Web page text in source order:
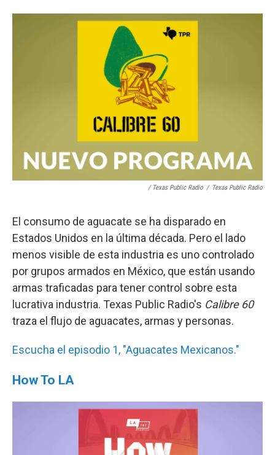
/ Texas Public Radio / Texas Public Radio
El consumo de aguacate se ha disparado en
Estados Unidos en la última década. Pero el lado
menos visible de esta industria es uno controlado
por grupos armados en México, que están usando
armas traficadas para tener control sobre esta
lucrativa industria. Texas Public Radio's Calibre 60
traza el flujo de aguacates, armas y personas.
Escucha el episodio 1, "Aguacates Mexicanos."
How To LA